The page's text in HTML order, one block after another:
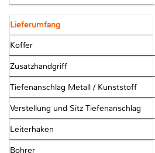
Lieferumfang
Koffer
Zusatzhandgriff
Tiefenanschlag Metall / Kunststoff
Verstellung und Sitz Tiefenanschlag
Leiterhaken
Bohrer